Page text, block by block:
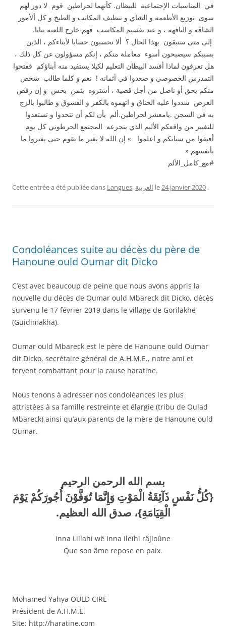
في المناسبات الإجتماعية للبيظان. كأنهما لحراطين قوم لا دور لهم
سوى توزيع الأطعمة و الشاي و تنظيف المكاتب و الطبخ و كل ألأمور
الشاقة و التافهة ، و عند تقسيم المكاسب فهم خارج اللعبة بتاتا.
إلى متى ستبقون بهذا الحال ؟ ألا تحسبون حسابا لأبناءكم ، الذين
بسببكم سيصبحون أسوء معاملة منكم ، إنكم مسؤولون عن كل ذلك ،
هل تعرفون لماذا أفسد البيظان التعليم لكيلا يستفيد منه أبناؤكم ففتحوا
التمدرس الخصوصي و صعدوا في أثمانه ! نعم و كلما طالب شخص
منكم بحق أو ناضل من أجل قضية ، أشتروه بثمن بخس و إن رفض
العرض شددوا عليه الخناق و اتهموه بالكفر و الفسوق و طالبوا بالزج
به في السجن .يامعشر لحراطين.ألم يأن لكم أن تتحدوا و تستعدوا
للتغيير من واقعكم الأليم الذي يتجرعه المجتمع الحرطوني كل يوم
أفيقوا من سباتكم و اعلموا » إن الله لا يغير ما بقوم حتى يغيروا ما
بأنفسهم «
#مع_كامل_الألم
Cette entrée a été publiée dans Langues, العربية le24 janvier 2020 .
Condoléances suite au décès du père de
Hanoune ould Oumar dit Dicko
C’est avec beaucoup de peine que nous avons appris la
nouvelle du décès de Oumar ould Mbareck dit Dicko, décès
survenu le 17 février 2019 dans le village de Gorilakhë
(Guidimakha).
Oumar ould Mbareck est le père de Hanoune ould Oumar
dit Dicko, secrétaire général de A.H.M.E., notre ami et
fervent combattant pour la cause haratine.
Nous tenons à adresser nos condoléances les plus
attristées à sa famille restreinte et élargie (tribu de Oulad
Mbareck) ainsi qu’aux parents de la mère de Hanoune ould
Oumar.
بسم الله الرحمن الرحيم
{كُلُّ نَفْسٍ ذَآئِقَةُ الْمَوْتِ وَإِنَّمَا تُوَفَّوْنَ أُجُورَكُمْ يَوْمَ
الْقِيَامَةِ}، صدق الله العظيم.
Inna Lillahi wë Inna Ileïhi râjioûne
Que son âme repose en paix.
Mohamed Yahya OULD CIRE
Président de A.H.M.E.
Site: http://haratine.com